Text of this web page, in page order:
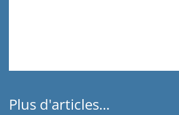
Plus d'articles...